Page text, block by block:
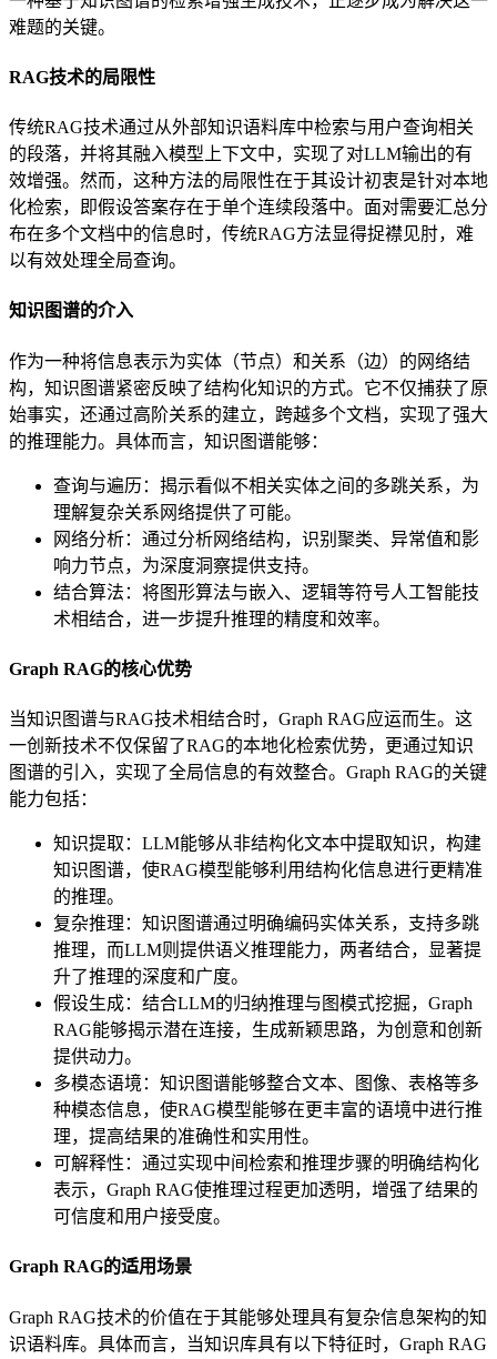
难题的关键。
RAG技术的局限性
传统RAG技术通过从外部知识语料库中检索与用户查询相关
的段落，并将其融入模型上下文中，实现了对LLM输出的有
效增强。然而，这种方法的局限性在于其设计初衷是针对本地
化检索，即假设答案存在于单个连续段落中。面对需要汇总分
布在多个文档中的信息时，传统RAG方法显得捉襟见肘，难
以有效处理全局查询。
知识图谱的介入
作为一种将信息表示为实体（节点）和关系（边）的网络结
构，知识图谱紧密反映了结构化知识的方式。它不仅捕获了原
始事实，还通过高阶关系的建立，跨越多个文档，实现了强大
的推理能力。具体而言，知识图谱能够：
查询与遍历：揭示看似不相关实体之间的多跳关系，为
理解复杂关系网络提供了可能。
网络分析：通过分析网络结构，识别聚类、异常值和影
响力节点，为深度洞察提供支持。
结合算法：将图形算法与嵌入、逻辑等符号人工智能技
术相结合，进一步提升推理的精度和效率。
Graph RAG的核心优势
当知识图谱与RAG技术相结合时，Graph RAG应运而生。这
一创新技术不仅保留了RAG的本地化检索优势，更通过知识
图谱的引入，实现了全局信息的有效整合。Graph RAG的关键
能力包括：
知识提取：LLM能够从非结构化文本中提取知识，构建
知识图谱，使RAG模型能够利用结构化信息进行更精准
的推理。
复杂推理：知识图谱通过明确编码实体关系，支持多跳
推理，而LLM则提供语义推理能力，两者结合，显著提
升了推理的深度和广度。
假设生成：结合LLM的归纳推理与图模式挖掘，Graph
RAG能够揭示潜在连接，生成新颖思路，为创意和创新
提供动力。
多模态语境：知识图谱能够整合文本、图像、表格等多
种模态信息，使RAG模型能够在更丰富的语境中进行推
理，提高结果的准确性和实用性。
可解释性：通过实现中间检索和推理步骤的明确结构化
表示，Graph RAG使推理过程更加透明，增强了结果的
可信度和用户接受度。
Graph RAG的适用场景
Graph RAG技术的价值在于其能够处理具有复杂信息架构的知
识语料库。具体而言，当知识库具有以下特征时，Graph RAG